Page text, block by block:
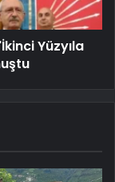
Yüzyıla